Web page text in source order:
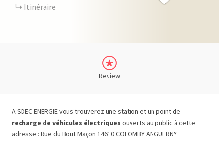
Itinéraire
Review
A SDEC ENERGIE vous trouverez une station et un point de
recharge de véhicules électriques ouverts au public à cette
adresse : Rue du Bout Maçon 14610 COLOMBY ANGUERNY